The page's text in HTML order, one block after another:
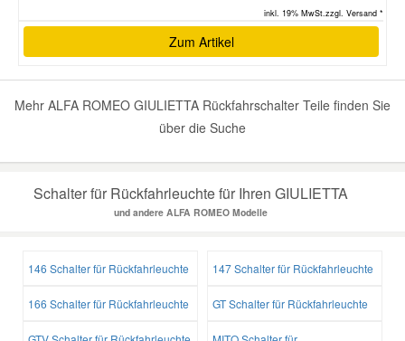
inkl. 19% MwSt.zzgl. Versand *
Zum Artikel
Mehr ALFA ROMEO GIULIETTA Rückfahrschalter Teile finden Sie
über die Suche
Schalter für Rückfahrleuchte für Ihren GIULIETTA
und andere ALFA ROMEO Modelle
146 Schalter für Rückfahrleuchte 147 Schalter für Rückfahrleuchte
166 Schalter für Rückfahrleuchte GT Schalter für Rückfahrleuchte
Toyota Ersatzteile
Vauxhall Ersatzteile
Volvo Ersatzteile